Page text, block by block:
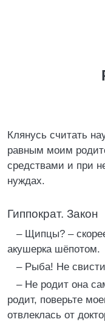
Клянусь считать
равным моим
средствами и при
нуждах.
Гиппократ. Закон
– Щипцы? –
акушерка шёпотом.
– Рыба! Не
– Не родит она
родит, поверьте
отвлеклась от